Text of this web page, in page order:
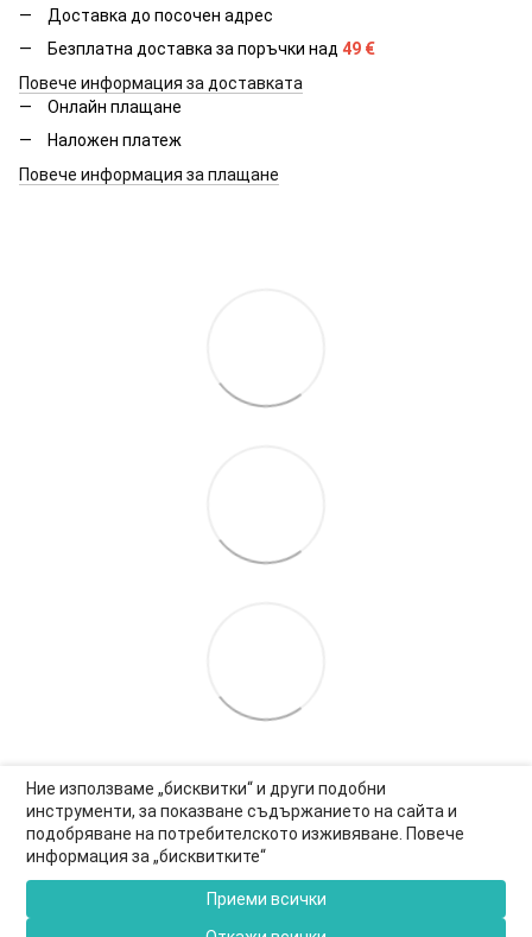
Ние използваме „бисквитки“ и други подобни
инструменти, за показване съдържанието на сайта и
подобряване на потребителското изживяване. Повече
информация за „бисквитките“
Приеми всички
Доставка до посочен адрес
Безплатна доставка за поръчки над 49 €
Повече информация за доставката
Онлайн плащане
Наложен платеж
Повече информация за плащане
0877-550-990
Информация за връзка